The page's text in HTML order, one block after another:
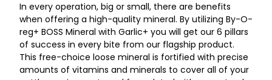
In every operation, big or small, there are benefits
when offering a high-quality mineral. By utilizing By-O-
reg+ BOSS Mineral with Garlic+ you will get our 6 pillars
of success in every bite from our flagship product.
This free-choice loose mineral is fortified with precise
amounts of vitamins and minerals to cover all of your